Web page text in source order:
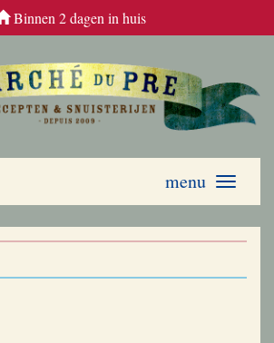
Binnen 2 dagen in huis
Toggle
menu